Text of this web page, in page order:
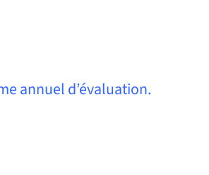
annuel d’évaluation.